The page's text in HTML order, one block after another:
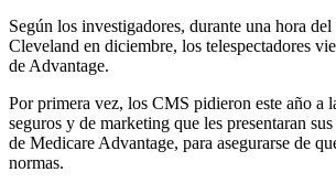
Según los investigadores, durante una hora
Cleveland en diciembre, los telespectadores
de Advantage.
Por primera vez, los CMS pidieron este año a
seguros y de marketing que les presentaran
de Medicare Advantage, para asegurarse de
normas.